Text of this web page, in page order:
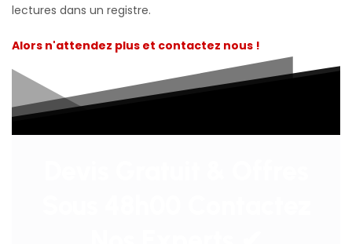
lectures dans un registre.
Alors n'attendez plus et contactez nous !